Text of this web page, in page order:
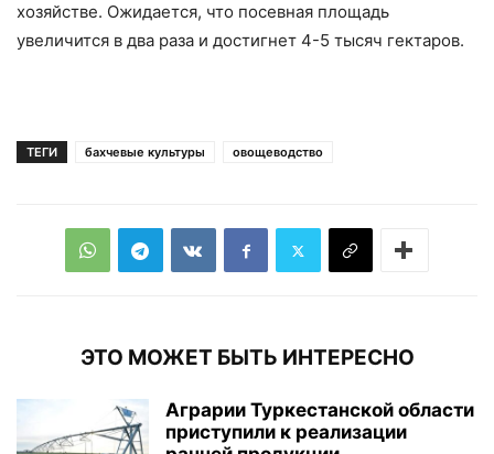
хозяйстве. Ожидается, что посевная площадь
увеличится в два раза и достигнет 4-5 тысяч гектаров.
ТЕГИ бахчевые культуры овощеводство
ЭТО МОЖЕТ БЫТЬ ИНТЕРЕСНО
Аграрии Туркестанской области
приступили к реализации